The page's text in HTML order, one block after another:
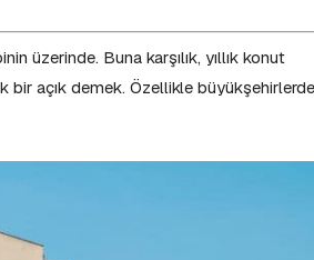
üzerinde. Buna karşılık, yıllık konut
bir açık demek. Özellikle